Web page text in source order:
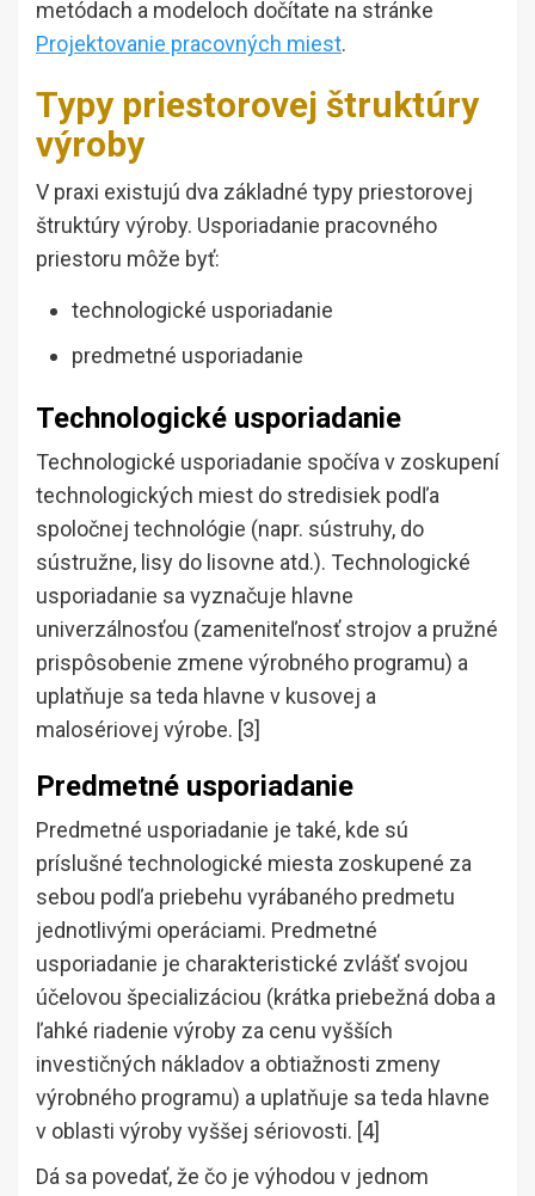
metódach a modeloch dočítate na stránke
Projektovanie pracovných miest.
Typy priestorovej štruktúry
výroby
V praxi existujú dva základné typy priestorovej
štruktúry výroby. Usporiadanie pracovného
priestoru môže byť:
technologické usporiadanie
predmetné usporiadanie
Technologické usporiadanie
Technologické usporiadanie spočíva v zoskupení
technologických miest do stredisiek podľa
spoločnej technológie (napr. sústruhy, do
sústružne, lisy do lisovne atd.). Technologické
usporiadanie sa vyznačuje hlavne
univerzálnosťou (zameniteľnosť strojov a pružné
prispôsobenie zmene výrobného programu) a
uplatňuje sa teda hlavne v kusovej a
malosériovej výrobe. [3]
Predmetné usporiadanie
Predmetné usporiadanie je také, kde sú
príslušné technologické miesta zoskupené za
sebou podľa priebehu vyrábaného predmetu
jednotlivými operáciami. Predmetné
usporiadanie je charakteristické zvlášť svojou
účelovou špecializáciou (krátka priebežná doba a
ľahké riadenie výroby za cenu vyšších
investičných nákladov a obtiažnosti zmeny
výrobného programu) a uplatňuje sa teda hlavne
v oblasti výroby vyššej sériovosti. [4]
Dá sa povedať, že čo je výhodou v jednom